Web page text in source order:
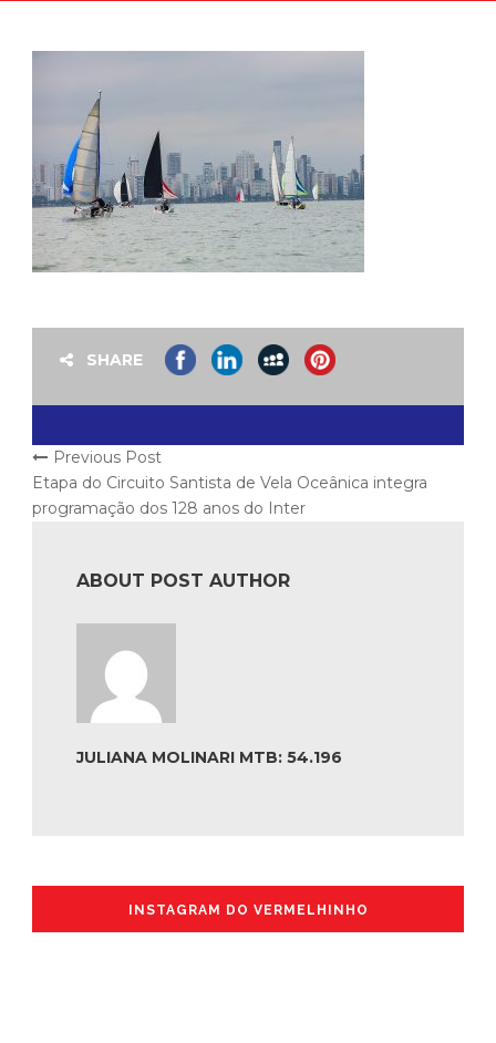
SHARE
Previous Post
Etapa do Circuito Santista de Vela Oceânica integra
programação dos 128 anos do Inter
ABOUT POST AUTHOR
JULIANA MOLINARI MTB: 54.196
INSTAGRAM DO VERMELHINHO